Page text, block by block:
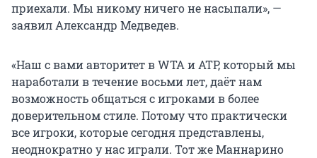
приехали. Мы никому ничего не насыпали», —
заявил Александр Медведев.
«Наш с вами авторитет в WTA и ATP, который мы
наработали в течение восьми лет, даёт нам
возможность общаться с игроками в более
доверительном стиле. Потому что практически
все игроки, которые сегодня представлены,
неоднократно у нас играли. Тот же Маннарино